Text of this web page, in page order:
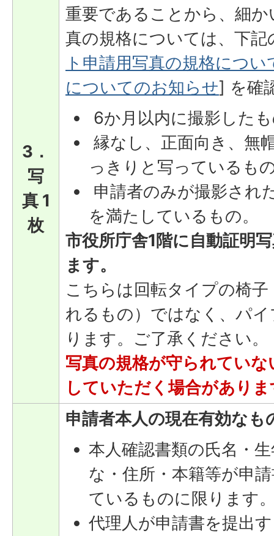
3．
写
真 1
枚
重要であることから、細
真の規格については、下
ト申請用写真の規格につい
についてのお知らせ] を確
6か月以内に撮影した
縁なし、正面向き、無
っきりと写っているも
申請者のみが撮影され
を満たしているもの。
市役所庁舎1階に自動証明
ます。
こちらは回転タイプの椅
れるもの）ではなく、パ
ります。ご了承ください。
写真の規格が守られてい
していただく場合があり
申請者本人の現在有効なも
本人確認書類の氏名・
な・住所・本籍等が申
ているものに限ります
代理人が申請書を提出